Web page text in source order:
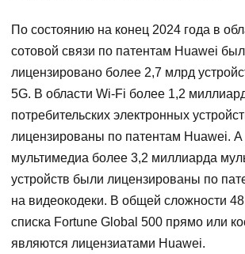
По состоянию на конец 2024 года в
сотовой связи по патентам Huawei
лицензировано более 2,7 млрд
5G. В области Wi-Fi более 1,2
потребительских электронных
лицензированы по патентам Huawei. А
мультимедиа более 3,2 миллиарда
устройств были лицензированы по
на видеокодеки. В общей сложности
списка Fortune Global 500 прямо или
являются лицензиатами Huawei.